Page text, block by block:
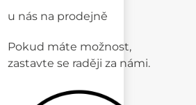
u nás na prodejně
Pokud máte možnost,
zastavte se raději za námi.